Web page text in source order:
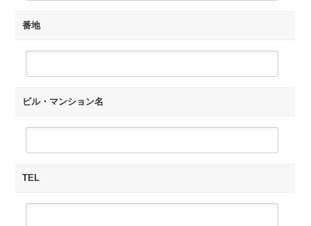
番地
ビル・マンション名
TEL